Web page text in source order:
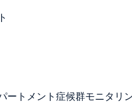
ートメント症候群モニタリ